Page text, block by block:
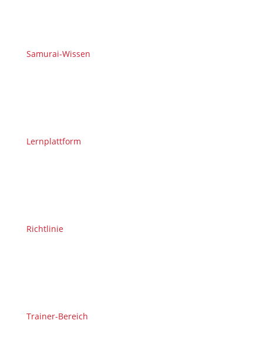
Samurai-Wissen
Lernplattform
Richtlinie
Trainer-Bereich